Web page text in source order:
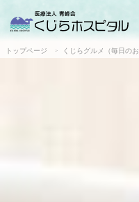
トップページ くじらグルメ（毎日のお